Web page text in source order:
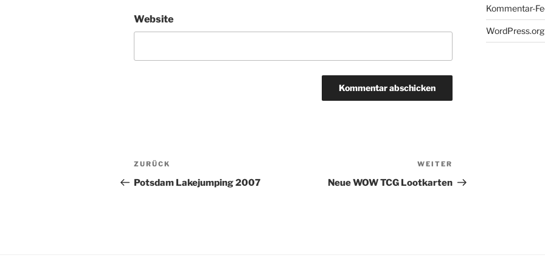
Website
Beitragsnavigation
Vorheriger
Beitrag
ZURÜCK
Potsdam Lakejumping 2007
Beitrag
WEITER
Neue WOW TCG Lootkarten
Kommentar-
WordPress.org